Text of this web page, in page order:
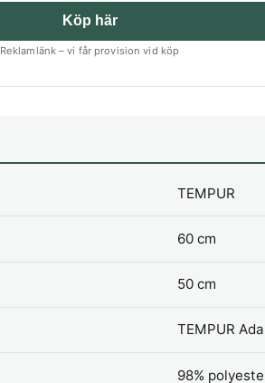
Köp här
Reklamlänk – vi får provision vid köp
TEMPUR
60 cm
50 cm
TEMPUR
98%